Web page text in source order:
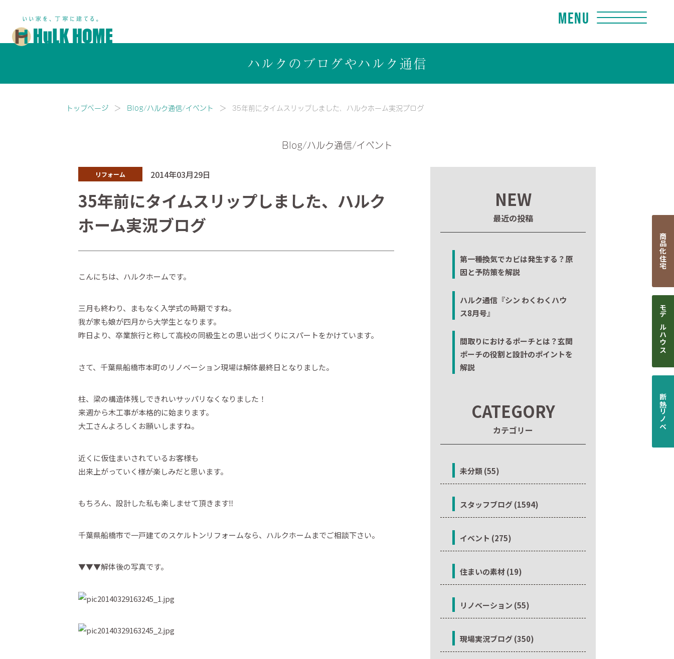
Menu
ハルクのブログやハルク通信
トップページ Blog/ハルク通信/イベント 35年前にタイムスリップしました、ハルクホーム実況ブログ
Blog/ハルク通信/イベント
リフォーム 2014年03月29日
35年前にタイムスリップしました、ハルク
ホーム実況ブログ
こんにちは、ハルクホームです。
三月も終わり、まもなく入学式の時期ですね。
我が家も娘が四月から大学生となります。
昨日より、卒業旅行と称して高校の同級生との思い出づくりにスパートをかけています。
さて、千葉県船橋市本町のリノベーション現場は解体最終日となりました。
柱、梁の構造体残しできれいサッパリなくなりました！
来週から木工事が本格的に始まります。
大工さんよろしくお願いしますね。
近くに仮住まいされているお客様も
出来上がっていく様が楽しみだと思います。
もちろん、設計した私も楽しませて頂きます‼
千葉県船橋市で一戸建てのスケルトンリフォームなら、ハルクホームまでご相談下さい。
▼▼▼解体後の写真です。
NEW
最近の投稿
第一種換気でカビは発生する？原
因と予防策を解説
ハルク通信『シン わくわくハウ
ス8月号』
間取りにおけるポーチとは？玄関
ポーチの役割と設計のポイントを
解説
CATEGORY
カテゴリー
未分類 (55)
スタッフブログ (1594)
イベント (275)
住まいの素材 (19)
リノベーション (55)
現場実況ブログ (350)
商品化住宅
モデルハウス
断熱リノベ